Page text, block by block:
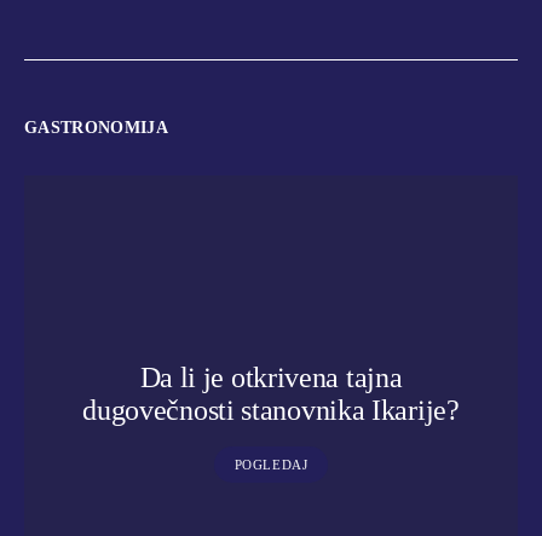
GASTRONOMIJA
Da li je otkrivena tajna
dugovečnosti stanovnika Ikarije?
POGLEDAJ